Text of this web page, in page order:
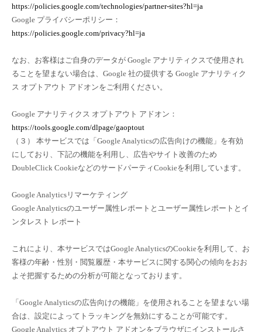
https://policies.google.com/technologies/partner-sites?hl=ja
Google プライバシーポリシー：
https://policies.google.com/privacy?hl=ja
なお、お客様はご自身のデータが Google アナリティクスで使用され
ることを望まない場合は、Google 社の提供する Google アナリティク
ス オプトアウト アドオンをご利用ください。
Google アナリティクス オプトアウト アドオン：
https://tools.google.com/dlpage/gaoptout
（３） 本サービスでは「Google Analyticsの広告向けの機能」を有効
にしており、下記の機能を利用し、広告やサイト改善のため
DoubleClick CookieなどのサードパーティCookieを利用しています。
Google Analyticsリマーケティング
Google Analyticsのユーザー属性レポートとユーザー属性レポートとイ
ンタレスト レポート
これにより、本サービスではGoogle AnalyticsのCookieを利用して、お
客様の年齢・性別・閲覧履歴・本サービスに関する関心の傾向をおお
よそ把握するための分析が可能となっております。
「Google Analyticsの広告向けの機能」を使用されることを望まない場
合は、設定によってトラッキングを無効にすることが可能です。
Google Analytics オプトアウト アドオンをブラウザにインストールさ